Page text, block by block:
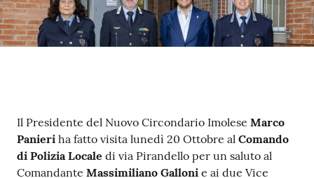
Contenuto
Il Presidente del Nuovo Circondario Imolese Marco
Panieri ha fatto visita lunedì 20 Ottobre al Comando
di Polizia Locale di via Pirandello per un saluto al
Comandante Massimiliano Galloni e ai due Vice